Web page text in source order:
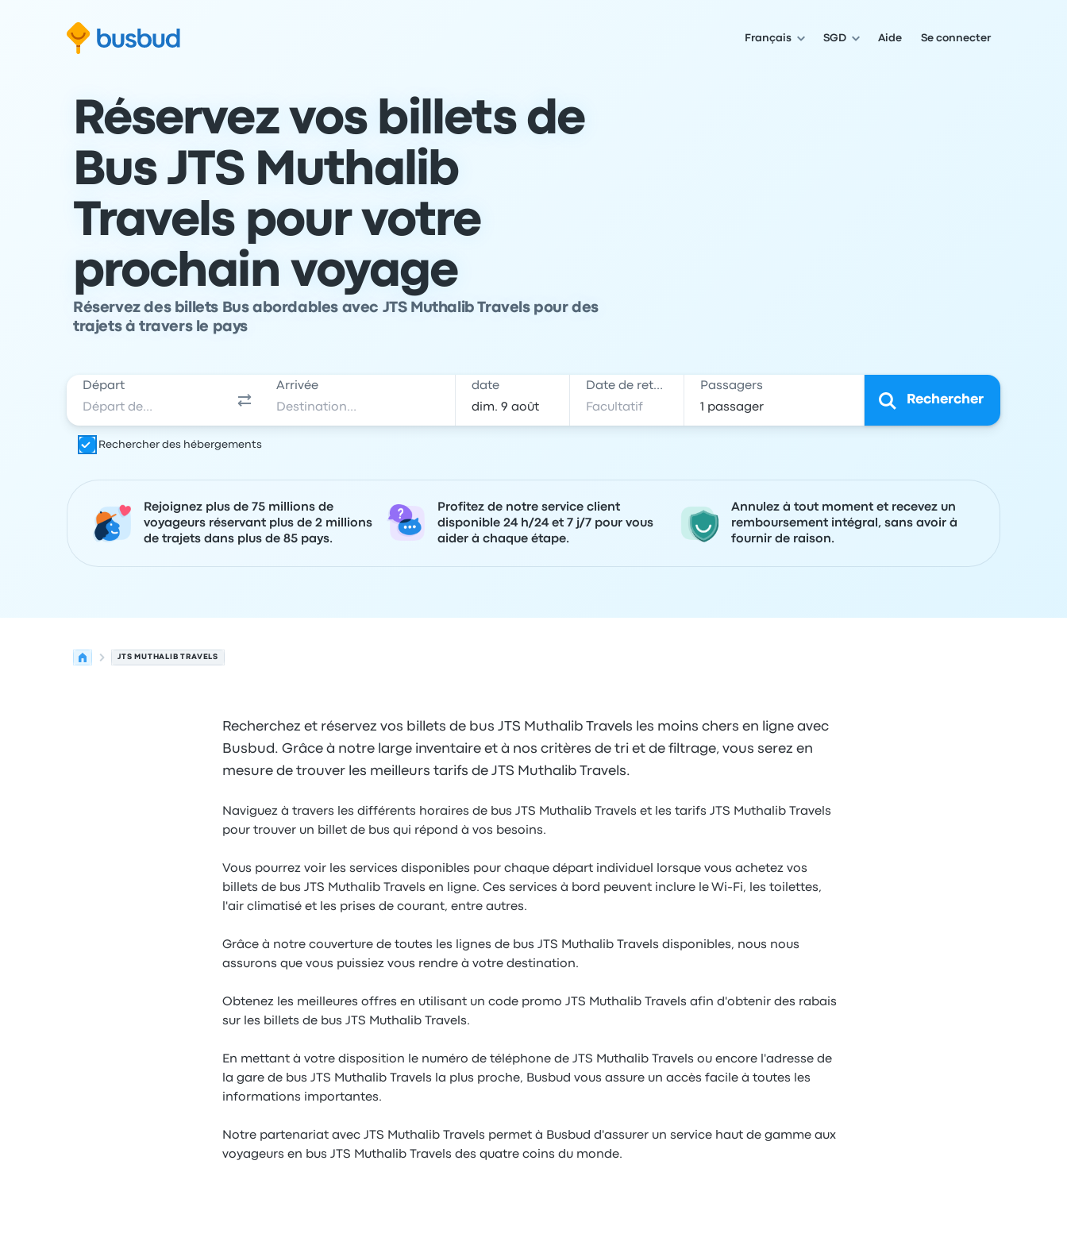
formulaire de recherche
Aller au contenu
Aller au pied de page
Français SGD Aide Se connecter
Réservez vos billets de
Bus JTS Muthalib
Travels pour votre
prochain voyage
Réservez des billets Bus abordables avec JTS Muthalib Travels pour des
trajets à travers le pays
Départ Arrivée date Date de retour Passagers
Rechercher
Rechercher des hébergements
Rejoignez plus de 75 millions de
voyageurs réservant plus de 2 millions
de trajets dans plus de 85 pays.
Profitez de notre service client
disponible 24 h/24 et 7 j/7 pour vous
aider à chaque étape.
Annulez à tout moment et recevez un
remboursement intégral, sans avoir à
fournir de raison.
JTS MUTHALIB TRAVELS
Recherchez et réservez vos billets de bus JTS Muthalib Travels les moins chers en ligne avec
Busbud. Grâce à notre large inventaire et à nos critères de tri et de filtrage, vous serez en
mesure de trouver les meilleurs tarifs de JTS Muthalib Travels.
Naviguez à travers les différents horaires de bus JTS Muthalib Travels et les tarifs JTS Muthalib Travels
pour trouver un billet de bus qui répond à vos besoins.
Vous pourrez voir les services disponibles pour chaque départ individuel lorsque vous achetez vos
billets de bus JTS Muthalib Travels en ligne. Ces services à bord peuvent inclure le Wi-Fi, les toilettes,
l'air climatisé et les prises de courant, entre autres.
Grâce à notre couverture de toutes les lignes de bus JTS Muthalib Travels disponibles, nous nous
assurons que vous puissiez vous rendre à votre destination.
Obtenez les meilleures offres en utilisant un code promo JTS Muthalib Travels afin d'obtenir des rabais
sur les billets de bus JTS Muthalib Travels.
En mettant à votre disposition le numéro de téléphone de JTS Muthalib Travels ou encore l'adresse de
la gare de bus JTS Muthalib Travels la plus proche, Busbud vous assure un accès facile à toutes les
informations importantes.
Notre partenariat avec JTS Muthalib Travels permet à Busbud d'assurer un service haut de gamme aux
voyageurs en bus JTS Muthalib Travels des quatre coins du monde.